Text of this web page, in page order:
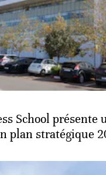
School présente
plan stratégique